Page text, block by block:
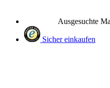
Ausgesuchte
Sicher einkaufen